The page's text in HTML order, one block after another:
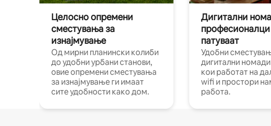
Целосно опремени
сместувања за
изнајмување
Од мирни планински колиби
до удобни урбани станови,
овие опремени сместувања
за изнајмување ги имаат
сите удобности како дом.
Дигитални
патуваат
Удобни
дигитални
кои работат на
wifi и простори
работа.